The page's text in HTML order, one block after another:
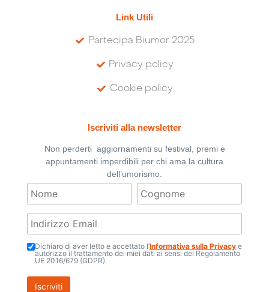
Link Utili
Partecipa Biumor 2025
Privacy policy
Cookie policy
Iscriviti alla newsletter
Non perderti aggiornamenti su festival, premi e
appuntamenti imperdibili per chi ama la cultura
dell’umorismo.
Dichiaro di aver letto e accettato l’Informativa sulla Privacye
autorizzo il trattamento dei miei dati ai sensi del Regolamento
UE 2016/679 (GDPR).